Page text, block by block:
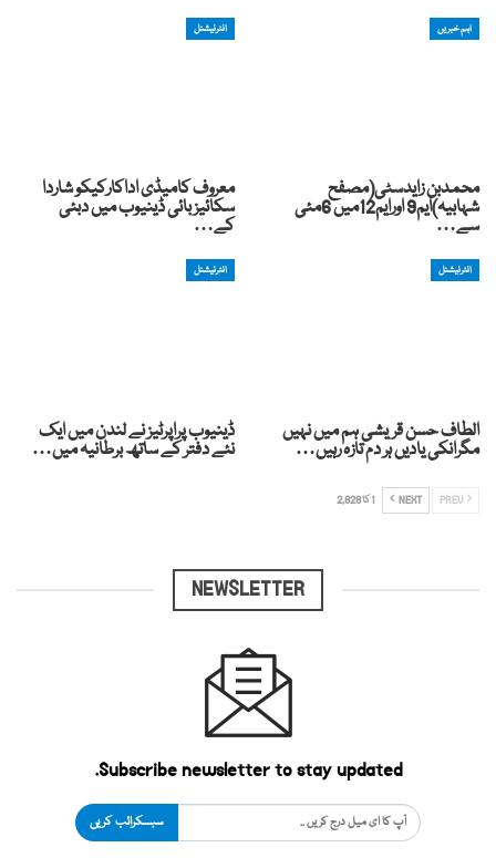
اہم خبریں
محمدبن زایدسٹی(مصفح
شہابیہ)ایم9 اورایم12میں 6مئی
سے…
انٹرنیشنل
معروف کامیڈی اداکارکیکو شاردا
سکائیز بائی ڈینیوب میں دبئی
کے…
انٹرنیشنل
الطاف حسن قریشی ہم میں نہیں
مگرانکی یادیں ہر دم تازہ رہیں…
انٹرنیشنل
ڈینیوب پراپرٹیز نے لندن میں ایک
نئے دفتر کے ساتھ برطانیہ میں…
NEXT 1 کا 2,828
NEWSLETTER
Subscribe newsletter to stay updated.
سبسکرائب کریں